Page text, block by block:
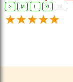
S M XL XXL